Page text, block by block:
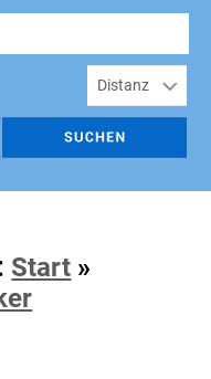
Start »